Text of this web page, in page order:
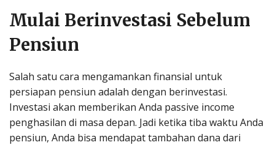
Mulai Berinvestasi Sebelum
Pensiun
Salah satu cara mengamankan finansial untuk
persiapan pensiun adalah dengan berinvestasi.
Investasi akan memberikan Anda passive income
penghasilan di masa depan. Jadi ketika tiba waktu Anda
pensiun, Anda bisa mendapat tambahan dana dari